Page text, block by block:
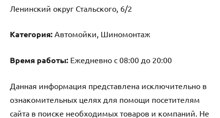
Ленинский округ Стальского, 6/2
Категория: Автомойки, Шиномонтаж
Время работы: Ежедневно с 08:00 до 20:00
Данная информация представлена исключительно в
ознакомительных целях для помощи посетителям
сайта в поиске необходимых товаров и компаний. Не